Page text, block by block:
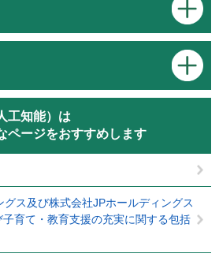
工知能）は
ページをおすすめします
ス及び株式会社JPホールディングス
育て・教育支援の充実に関する包括